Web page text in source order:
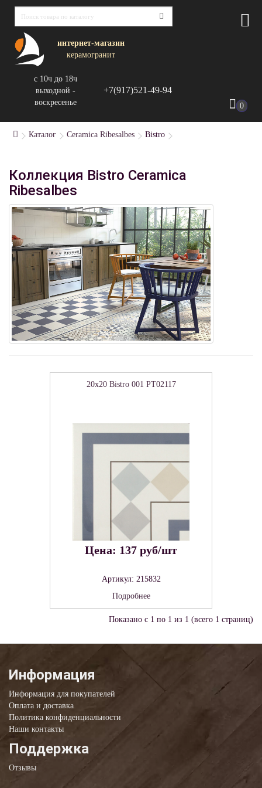
интернет-магазин
керамогранит
с 10ч до 18ч
выходной -
воскресенье
+7(917)521-49-94
0
Каталог Ceramica Ribesalbes Bistro
Коллекция Bistro Ceramica
Ribesalbes
20x20 Bistro 001 PT02117
Цена: 137 руб/шт
Артикул: 215832
Подробнее
Показано с 1 по 1 из 1 (всего 1 страниц)
Информация
Информация для покупателей
Оплата и доставка
Политика конфиденциальности
Наши контакты
Поддержка
Отзывы